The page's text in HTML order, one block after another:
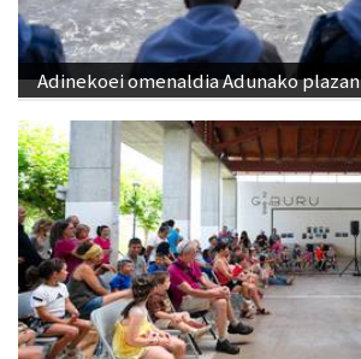
Adinekoei omenaldia Adunako plazan